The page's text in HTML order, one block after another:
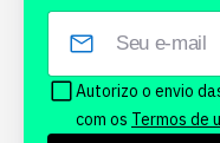
Autorizo o envio
com os Termos de